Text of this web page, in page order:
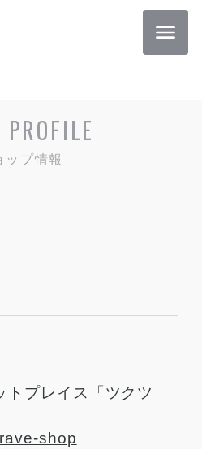
PROFILE
ップ情報
トプレイス「ツクツ
shop